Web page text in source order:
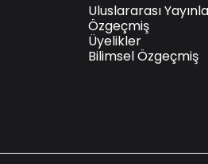
Uluslararası
Özgeçmiş
Üyelikler
Bilimsel Özgeçmiş